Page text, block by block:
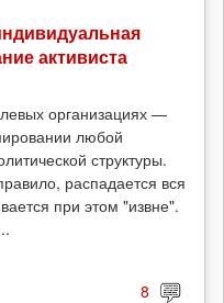
активиста
организациях —
любой
структуры.
распадается вся
при этом "извне".
8